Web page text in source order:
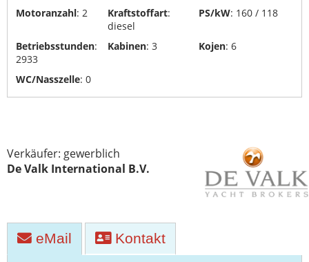
Yachtwerften
Motoranzahl: 2 Kraftstoffart:
diesel
PS/kW: 160 / 118
Betriebsstunden:
2933
Kabinen: 3 Kojen: 6
WC/Nasszelle: 0
Verkäufer: gewerblich
De Valk International B.V.
eMail Kontakt